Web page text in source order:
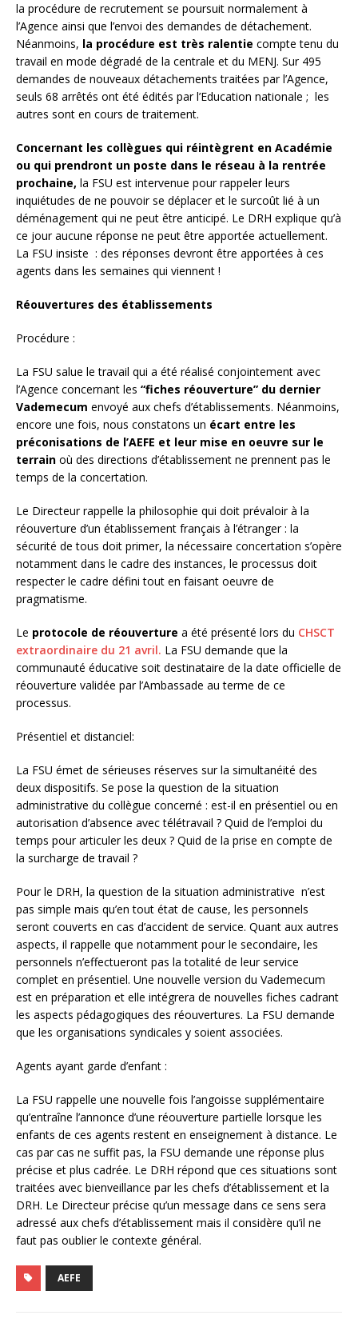
la procédure de recrutement se poursuit normalement à
l’Agence ainsi que l’envoi des demandes de détachement.
Néanmoins, la procédure est très ralentie compte tenu du
travail en mode dégradé de la centrale et du MENJ. Sur 495
demandes de nouveaux détachements traitées par l’Agence,
seuls 68 arrêtés ont été édités par l’Education nationale ; les
autres sont en cours de traitement.
Concernant les collègues qui réintègrent en Académie
ou qui prendront un poste dans le réseau à la rentrée
prochaine, la FSU est intervenue pour rappeler leurs
inquiétudes de ne pouvoir se déplacer et le surcoût lié à un
déménagement qui ne peut être anticipé. Le DRH explique qu’à
ce jour aucune réponse ne peut être apportée actuellement.
La FSU insiste : des réponses devront être apportées à ces
agents dans les semaines qui viennent !
Réouvertures des établissements
Procédure :
La FSU salue le travail qui a été réalisé conjointement avec
l’Agence concernant les “fiches réouverture” du dernier
Vademecum envoyé aux chefs d’établissements. Néanmoins,
encore une fois, nous constatons un écart entre les
préconisations de l’AEFE et leur mise en oeuvre sur le
terrain où des directions d’établissement ne prennent pas le
temps de la concertation.
Le Directeur rappelle la philosophie qui doit prévaloir à la
réouverture d’un établissement français à l’étranger : la
sécurité de tous doit primer, la nécessaire concertation s’opère
notamment dans le cadre des instances, le processus doit
respecter le cadre défini tout en faisant oeuvre de
pragmatisme.
Le protocole de réouverture a été présenté lors du CHSCT
extraordinaire du 21 avril. La FSU demande que la
communauté éducative soit destinataire de la date officielle de
réouverture validée par l’Ambassade au terme de ce
processus.
Présentiel et distanciel:
La FSU émet de sérieuses réserves sur la simultanéité des
deux dispositifs. Se pose la question de la situation
administrative du collègue concerné : est-il en présentiel ou en
autorisation d’absence avec télétravail ? Quid de l’emploi du
temps pour articuler les deux ? Quid de la prise en compte de
la surcharge de travail ?
Pour le DRH, la question de la situation administrative n’est
pas simple mais qu’en tout état de cause, les personnels
seront couverts en cas d’accident de service. Quant aux autres
aspects, il rappelle que notamment pour le secondaire, les
personnels n’effectueront pas la totalité de leur service
complet en présentiel. Une nouvelle version du Vademecum
est en préparation et elle intégrera de nouvelles fiches cadrant
les aspects pédagogiques des réouvertures. La FSU demande
que les organisations syndicales y soient associées.
Agents ayant garde d’enfant :
La FSU rappelle une nouvelle fois l’angoisse supplémentaire
qu’entraîne l’annonce d’une réouverture partielle lorsque les
enfants de ces agents restent en enseignement à distance. Le
cas par cas ne suffit pas, la FSU demande une réponse plus
précise et plus cadrée. Le DRH répond que ces situations sont
traitées avec bienveillance par les chefs d’établissement et la
DRH. Le Directeur précise qu’un message dans ce sens sera
adressé aux chefs d’établissement mais il considère qu’il ne
faut pas oublier le contexte général.
AEFE